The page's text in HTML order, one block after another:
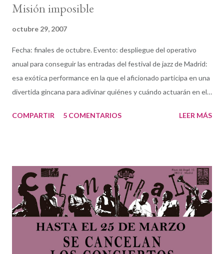
posiblemente por aquel entonces cuando tomó una decisión
definitiva elección del pequeño Juan Tizol consistió en dejar el
violín para entregarse al trombón de pistones, instrumento al
que dedicó el resto de su vida. En 1920 viajó junto con su
orquesta a los EE UU, donde, pese a no conocer el idioma —
Misión imposible
octubre 29, 2007
Fecha: finales de octubre. Evento: despliegue del operativo
anual para conseguir las entradas del festival de jazz de Madrid:
esa exótica performance en la que el aficionado participa en una
divertida gincana para adivinar quiénes y cuándo actuarán en el
desperdigadas y de la única herramienta de la intuición, la suerte
declaración de la Renta para poder costear una mínima parte del
festival. Lúdicos pasos a seguir: Mediados de octubre. La duda
nos embarga. Visitamos la página web oficial del festival. Nada.
Había que probar; nunca se sabe. Si tenemos una intuición,
visitamos el programa de conciertos de ese músico que nos da
en la nariz que viene este año. Al menos así, sabremos la fecha.
COMPARTIR 5 COMENTARIOS LEER MÁS